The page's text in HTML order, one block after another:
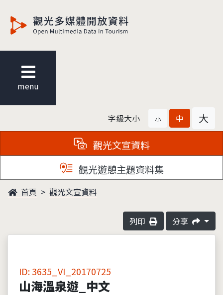
menu
字級大小 小 中 大
觀光文宣資料
觀光遊憩主題資料集
首頁 觀光文宣資料
列印 分享
ID: 3635_VI_20170725
山海溫泉遊_中文